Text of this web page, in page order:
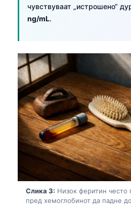
чувствуваат „истрошено“
ng/mL.
Слика 3: Низок феритин често
пред хемоглобинот да падне